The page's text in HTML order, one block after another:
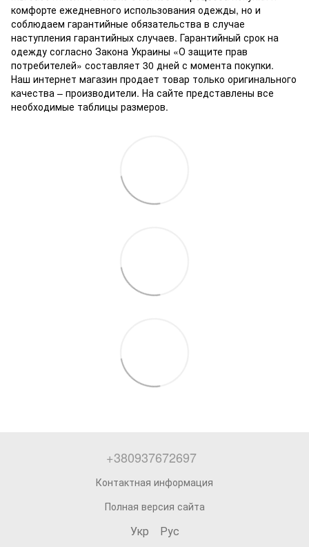
комфорте ежедневного использования одежды, но и
соблюдаем гарантийные обязательства в случае
наступления гарантийных случаев. Гарантийный срок на
одежду согласно Закона Украины «О защите прав
потребителей» составляет 30 дней с момента покупки.
Наш интернет магазин продает товар только оригинального
качества – производители. На сайте представлены все
необходимые таблицы размеров.
+380937672697
Контактная информация
Полная версия сайта
Укр Рус